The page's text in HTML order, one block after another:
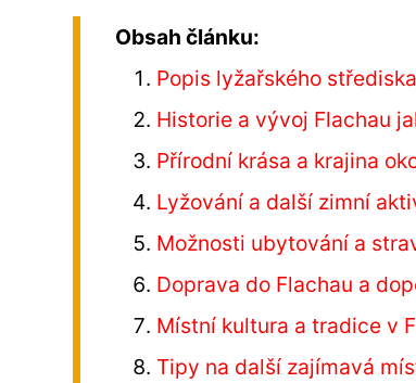
Obsah článku:
Popis lyžařského
Historie a vývoj Flachau
Přírodní krása a krajina
Lyžování a další zimní
Možnosti ubytování a
Doprava do Flachau a
Místní kultura a tradice v
Tipy na další zajímavá